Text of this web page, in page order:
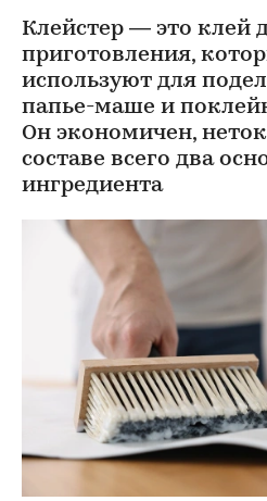
Клейстер — это клей
приготовления,
используют для
папье-маше и
Он экономичен,
составе всего два
ингредиента